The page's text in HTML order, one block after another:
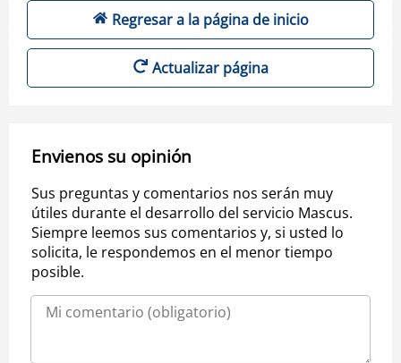
Regresar a la página de inicio
Actualizar página
Envienos su opinión
Sus preguntas y comentarios nos serán muy
útiles durante el desarrollo del servicio Mascus.
Siempre leemos sus comentarios y, si usted lo
solicita, le respondemos en el menor tiempo
posible.